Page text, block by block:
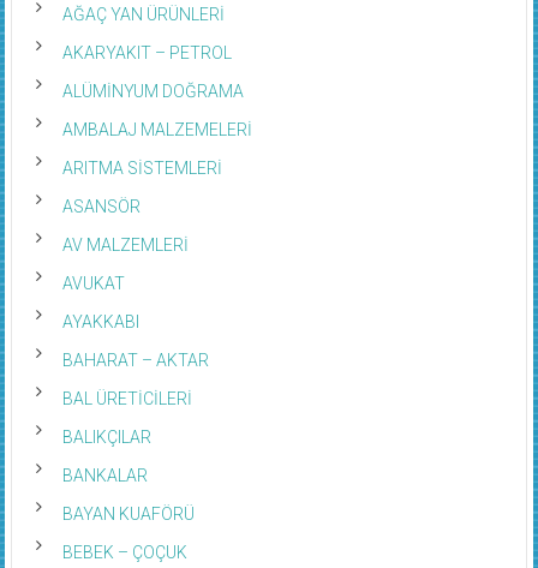
AĞAÇ YAN ÜRÜNLERİ
AKARYAKIT – PETROL
ALÜMİNYUM DOĞRAMA
AMBALAJ MALZEMELERİ
ARITMA SİSTEMLERİ
ASANSÖR
AV MALZEMLERİ
AVUKAT
AYAKKABI
BAHARAT – AKTAR
BAL ÜRETİCİLERİ
BALIKÇILAR
BANKALAR
BAYAN KUAFÖRÜ
BEBEK – ÇOÇUK